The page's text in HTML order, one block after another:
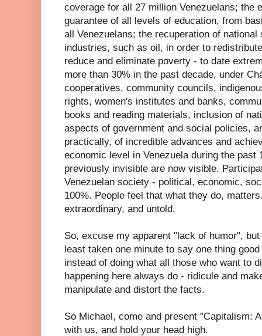
coverage for all 27 million Venezuelans; the
guarantee of all levels of education, from
all Venezuelans; the recuperation of
industries, such as oil, in order to
reduce and eliminate poverty - to date
more than 30% in the past decade, under
cooperatives, community councils,
rights, women's institutes and banks,
books and reading materials, inclusion of
aspects of government and social policies,
practically, of incredible advances and
economic level in Venezuela during the past
previously invisible are now visible.
Venezuelan society - political, economic,
100%. People feel that what they do,
extraordinary, and untold.
So, excuse my apparent "lack of humor",
least taken one minute to say one thing
instead of doing what all those who want to
happening here always do - ridicule and
manipulate and distort the facts.
So Michael, come and present "Capitalism:
with us, and hold your head high.